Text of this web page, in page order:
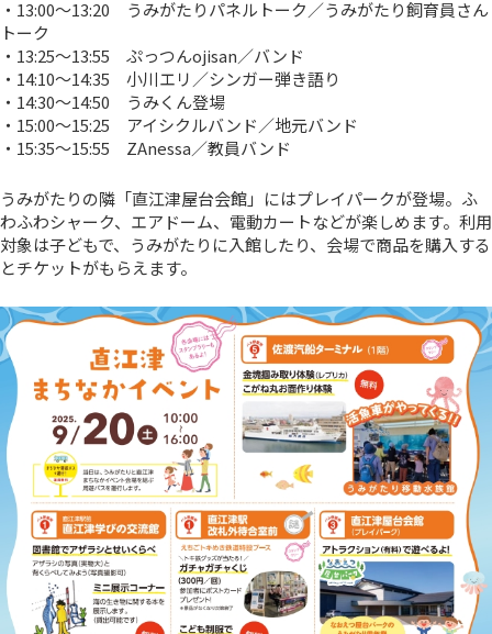
・13:00～13:20 うみがたりパネルトーク／うみがたり飼育員さん
トーク
・13:25～13:55 ぷっつんojisan／バンド
・14:10～14:35 小川エリ／シンガー弾き語り
・14:30～14:50 うみくん登場
・15:00～15:25 アイシクルバンド／地元バンド
・15:35～15:55 ZAnessa／教員バンド
うみがたりの隣「直江津屋台会館」にはプレイパークが登場。ふ
わふわシャーク、エアドーム、電動カートなどが楽しめます。利用
対象は子どもで、うみがたりに入館したり、会場で商品を購入する
とチケットがもらえます。